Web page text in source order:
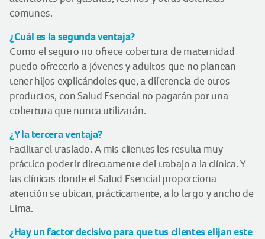
comunes.
¿Cuál es la segunda ventaja?
Como el seguro no ofrece cobertura de maternidad
puedo ofrecerlo a jóvenes y adultos que no planean
tener hijos explicándoles que, a diferencia de otros
productos, con Salud Esencial no pagarán por una
cobertura que nunca utilizarán.
¿Y la tercera ventaja?
Facilitar el traslado. A mis clientes les resulta muy
práctico poder ir directamente del trabajo a la clínica. Y
las clínicas donde el Salud Esencial proporciona
atención se ubican, prácticamente, a lo largo y ancho de
Lima.
¿Hay un factor decisivo para que tus clientes elijan este